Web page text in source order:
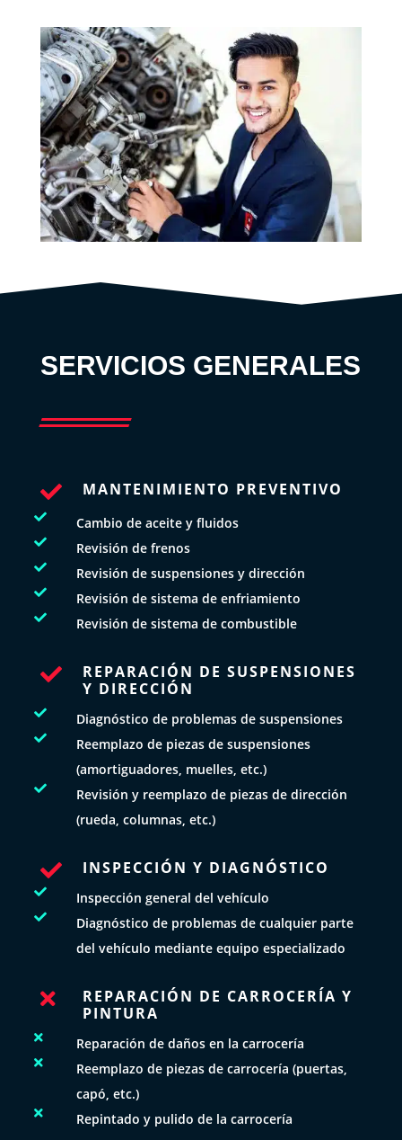
SERVICIOS GENERALES
 MANTENIMIENTO PREVENTIVO
 Cambio de aceite y fluidos
 Revisión de frenos
 Revisión de suspensiones y dirección
 Revisión de sistema de enfriamiento
 Revisión de sistema de combustible

REPARACIÓN DE SUSPENSIONES
Y DIRECCIÓN
 Diagnóstico de problemas de suspensiones

Reemplazo de piezas de suspensiones
(amortiguadores, muelles, etc.)

Revisión y reemplazo de piezas de dirección
(rueda, columnas, etc.)
 INSPECCIÓN Y DIAGNÓSTICO
 Inspección general del vehículo

Diagnóstico de problemas de cualquier parte
del vehículo mediante equipo especializado

REPARACIÓN DE CARROCERÍA Y
PINTURA
 Reparación de daños en la carrocería

Reemplazo de piezas de carrocería (puertas,
capó, etc.)
 Repintado y pulido de la carrocería